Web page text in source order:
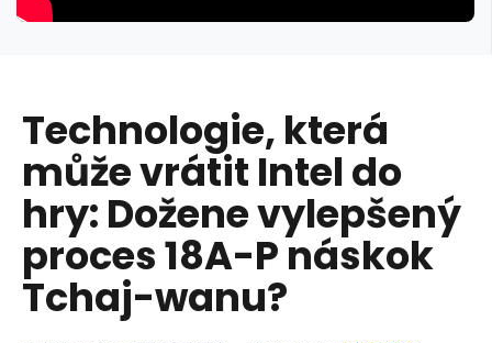
Technologie, která
může vrátit Intel do
hry: Dožene vylepšený
proces 18A-P náskok
Tchaj-wanu?